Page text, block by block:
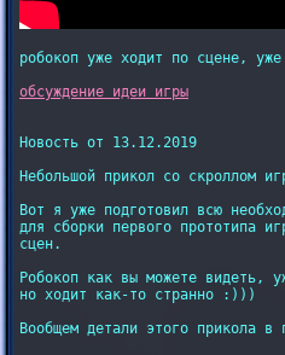
робокоп уже ходит по сцене,
обсуждение идеи игры
Новость от 13.12.2019
Небольшой прикол со скроллом
Вот я уже подготовил всю
для сборки первого прототипа
сцен.
Робокоп как вы можете видеть,
но ходит как-то странно :)))
Вообщем детали этого прикола в